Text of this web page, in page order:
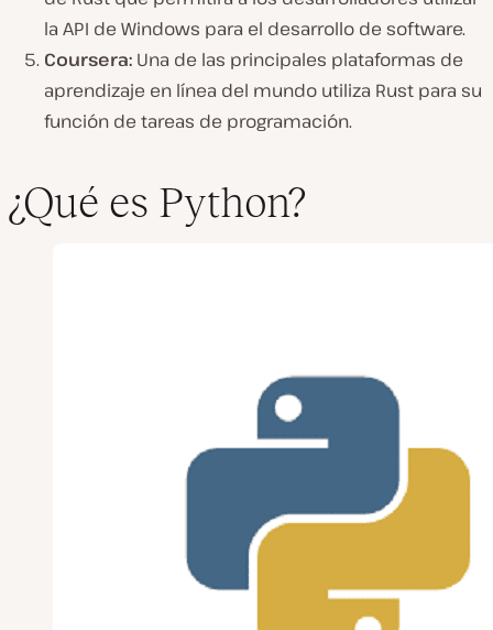
la API de Windows para el desarrollo de software.
Coursera: Una de las principales plataformas de
aprendizaje en línea del mundo utiliza Rust para su
función de tareas de programación.
¿Qué es Python?